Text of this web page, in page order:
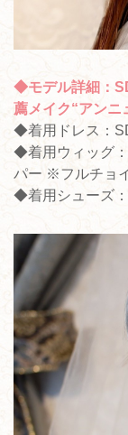
◆モデル詳細：
薦メイク“アンニ
◆着用ドレス：
◆着用ウィッグ
パー ※フルチョ
◆着用シューズ